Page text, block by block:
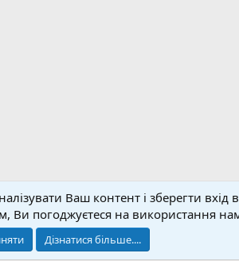
Зворотній зв'язок Умови
Розроблено:Magshifter
Ваш контент і зберегти вхід
Ви погоджуєтеся на використання
Дізнатися більше....